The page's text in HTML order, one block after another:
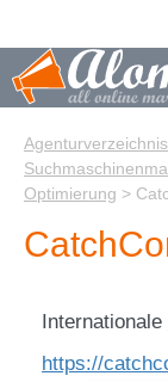
Inhalt
springen
Agenturverzeichnis
Optimierung >
Internationale
https://